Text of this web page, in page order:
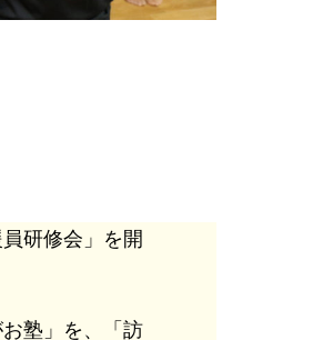
研修会」を開
塾」を、「訪